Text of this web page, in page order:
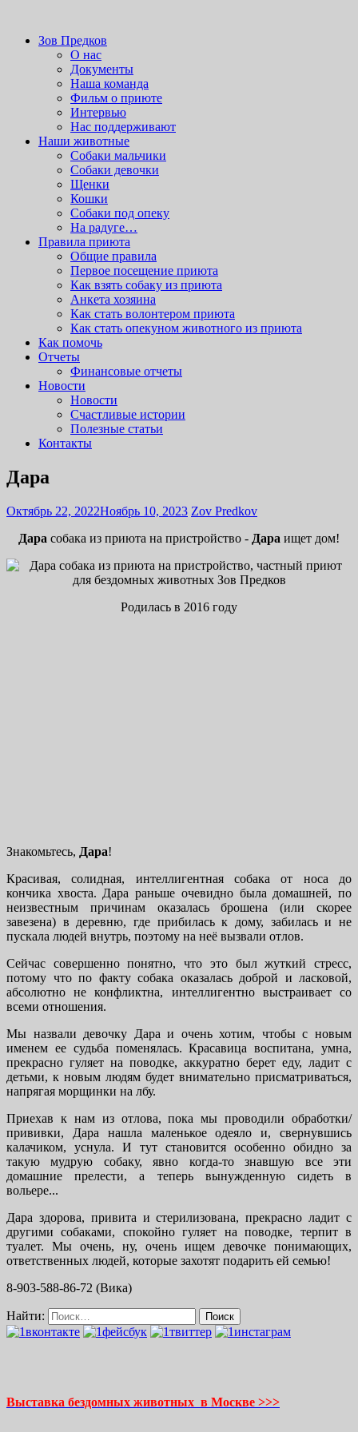
zone.ru/wordpress-themes-and-templates
Зов Предков
приют для бездомных животных
Зов Предков
О нас
Документы
Наша команда
Фильм о приюте
Интервью
Нас поддерживают
Наши животные
Cобаки мальчики
Cобаки девочки
Щенки
Кошки
Собаки под опеку
На радуге…
Правила приюта
Общие правила
Первое посещение приюта
Как взять собаку из приюта
Анкета хозяина
Как стать волонтером приюта
Как стать опекуном животного из приюта
Как помочь
Отчеты
Финансовые отчеты
Новости
Новости
Счастливые истории
Полезные статьи
Контакты
Дара
Октябрь 22, 2022Ноябрь 10, 2023 Zov Predkov
Дара собака из приюта на пристройство - Дара ищет дом!
Родилась в 2016 году
Знакомьтесь, Дара!
Красивая, солидная, интеллигентная собака от носа до
кончика хвоста. Дара раньше очевидно была домашней, по
неизвестным причинам оказалась брошена (или скорее
завезена) в деревню, где прибилась к дому, забилась и не
пускала людей внутрь, поэтому на неё вызвали отлов.
Сейчас совершенно понятно, что это был жуткий стресс,
потому что по факту собака оказалась доброй и ласковой,
абсолютно не конфликтна, интеллигентно выстраивает со
всеми отношения.
Мы назвали девочку Дара и очень хотим, чтобы с новым
именем ее судьба поменялась. Красавица воспитана, умна,
прекрасно гуляет на поводке, аккуратно берет еду, ладит с
детьми, к новым людям будет внимательно присматриваться,
напрягая морщинки на лбу.
Приехав к нам из отлова, пока мы проводили обработки/
прививки, Дара нашла маленькое одеяло и, свернувшись
калачиком, уснула. И тут становится особенно обидно за
такую мудрую собаку, явно когда-то знавшую все эти
домашние прелести, а теперь вынужденную сидеть в
вольере...
Дара здорова, привита и стерилизована, прекрасно ладит с
другими собаками, спокойно гуляет на поводке, терпит в
туалет. Мы очень, ну, очень ищем девочке понимающих,
ответственных людей, которые захотят подарить ей семью!
8-903-588-86-72 (Вика)
Найти:
Выставка бездомных животных в Москве >>>